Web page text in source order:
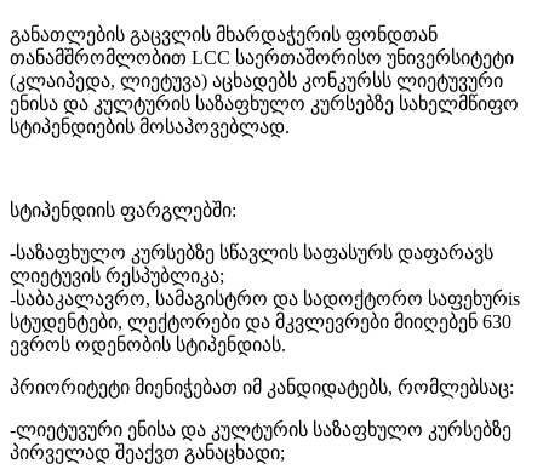
განათლების გაცვლის მხარდაჭერის ფონდთან
თანამშრომლობით LCC საერთაშორისო უნივერსიტეტი
(კლაიპედა, ლიეტუვა) აცხადებს კონკურსს ლიეტუვური
ენისა და კულტურის საზაფხულო კურსებზე სახელმწიფო
სტიპენდიების მოსაპოვებლად.
სტიპენდიის ფარგლებში:
-საზაფხულო კურსებზე სწავლის საფასურს დაფარავს
ლიეტუვის რესპუბლიკა;
-საბაკალავრო, სამაგისტრო და სადოქტორო საფეხურis
სტუდენტები, ლექტორები და მკვლევრები მიიღებენ 630
ევროს ოდენობის სტიპენდიას.
პრიორიტეტი მიენიჭებათ იმ კანდიდატებს, რომლებსაც:
-ლიეტუვური ენისა და კულტურის საზაფხულო კურსებზე
პირველად შეაქვთ განაცხადი;